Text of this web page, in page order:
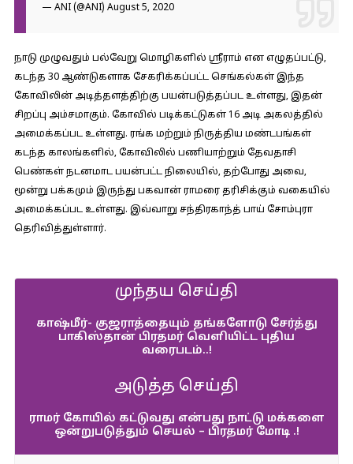
— ANI (@ANI) August 5, 2020
நாடு முழுவதும் பல்வேறு மொழிகளில் ஸ்ரீராம் என எழுதப்பட்டு,
கடந்த 30 ஆண்டுகளாக சேகரிக்கப்பட்ட செங்கல்கள் இந்த
கோவிலின் அடித்தளத்திற்கு பயன்படுத்தப்பட உள்ளது, இதன்
சிறப்பு அம்சமாகும். கோவில் படிக்கட்டுகள் 16 அடி அகலத்தில்
அமைக்கப்பட உள்ளது. ரங்க மற்றும் நிருத்திய மண்டபங்கள்
கடந்த காலங்களில், கோவிலில் பணியாற்றும் தேவதாசி
பெண்கள் நடனமாட பயன்பட்ட நிலையில், தற்போது அவை,
மூன்று பக்கமும் இருந்து பகவான் ராமரை தரிசிக்கும் வகையில்
அமைக்கப்பட உள்ளது. இவ்வாறு சந்திரகாந்த் பாய் சோம்புரா
தெரிவித்துள்ளார்.
முந்தய செய்தி
காஷ்மீர்- குஜராத்தையும் தங்களோடு சேர்த்து
பாகிஸ்தான் பிரதமர் வெளியிட்ட புதிய
வரைபடம்..!
அடுத்த செய்தி
ராமர் கோயில் கட்டுவது என்பது நாட்டு மக்களை
ஒன்றுபடுத்தும் செயல் – பிரதமர் மோடி .!